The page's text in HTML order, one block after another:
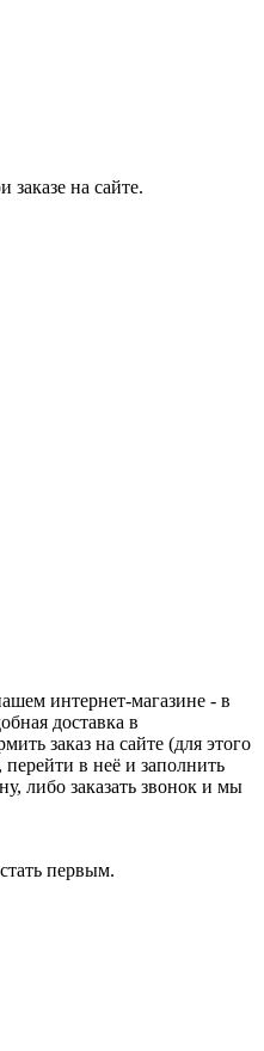
на сайте.
интернет-магазине - в
доставка в
заказ на сайте (для этого
в неё и заполнить
либо заказать звонок и мы
первым.